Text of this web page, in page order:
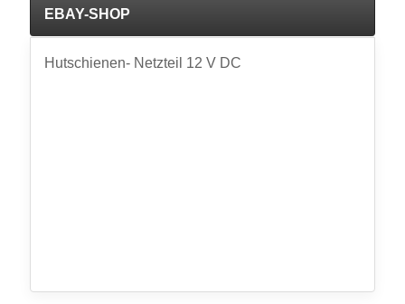
EBAY-SHOP
Hutschienen- Netzteil 12 V DC